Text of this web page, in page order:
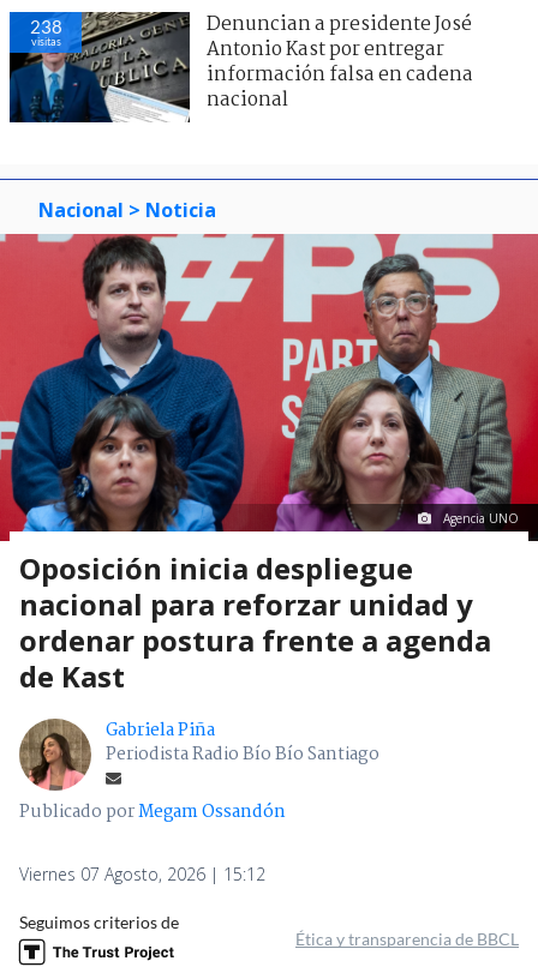
238
visitas
Denuncian a presidente José
Antonio Kast por entregar
información falsa en cadena
nacional
Nacional > Noticia
Agencia UNO
Oposición inicia despliegue
nacional para reforzar unidad y
ordenar postura frente a agenda
de Kast
Gabriela Piña
Periodista Radio Bío Bío Santiago
Publicado porMegam Ossandón
Viernes 07 Agosto, 2026 | 15:12
Seguimos criterios de
Ética y transparencia de BBCL